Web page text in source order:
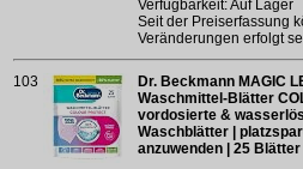
Verfügbarkeit: Auf Lager
Seit der Preiserfassung
Veränderungen erfolgt
103
Dr. Beckmann MAGIC
Waschmittel-Blätter
vordosierte &
Waschblätter |
anzuwenden | 25 Blätter